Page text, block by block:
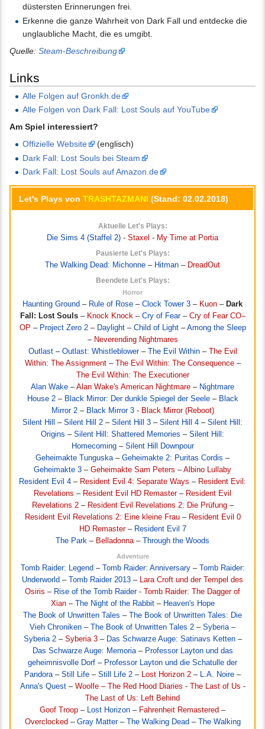
düstersten Erinnerungen frei.
Erkenne die ganze Wahrheit von Dark Fall und entdecke die
unglaubliche Macht, die es umgibt.
Quelle: Steam-Beschreibung
Links
Alle Folgen auf Gronkh.de
Alle Folgen von Dark Fall: Lost Souls auf YouTube
Am Spiel interessiert?
Offizielle Website
(englisch)
Dark Fall: Lost Souls bei Steam
Dark Fall: Lost Souls auf Amazon.de
Let's Plays von TRASHTAZMANI (Stand: 02.02.2018)
Aktuelle Let's Plays:
Die Sims 4 (Staffel 2) - Staxel - My Time at Portia
Pausierte Let's Plays:
The Walking Dead: Michonne – Hitman – DreadOut
Beendete Let's Plays:
Horror
Haunting Ground – Rule of Rose – Clock Tower 3 – Kuon – Dark
Fall: Lost Souls– Knock Knock– Cry of Fear– Cry of Fear CO–
OP – Project Zero 2– Daylight– Child of Light–Among the Sleep
– Neverending Nightmares
Outlast– Outlast: Whistleblower– The Evil Within–
The Evil
Within: The Assignment– The Evil Within: The Consequence–
The Evil Within: The Executioner
Alan Wake –Alan Wake's American Nightmare – Nightmare
House 2– Black Mirror: Der dunkle Spiegel der Seele– Black
Mirror 2– Black Mirror 3- Black Mirror (Reboot)
Silent Hill
– Silent Hill 2 – Silent Hill 3 – Silent Hill 4 – Silent Hill:
Origins – Silent Hill: Shattered Memories – Silent Hill:
Homecoming– Silent Hill Downpour
Geheimakte Tunguska– Geheimakte 2: Puritas Cordis –
Geheimakte 3 – Geheimakte Sam Peters –Albino Lullaby
Resident Evil 4 – Resident Evil 4: Separate Ways – Resident Evil:
Revelations – Resident Evil HD Remaster– Resident Evil
Revelations 2– Resident Evil Revelations 2: Die Prüfung–
Resident Evil Revelations 2: Eine kleine Frau– Resident Evil 0
HD Remaster– Resident Evil 7
The Park – Belladonna– Through the Woods
Adventure
Tomb Raider: Legend – Tomb Raider: Anniversary–
Tomb Raider:
Underworld – Tomb Raider 2013 – Lara Croft und der Tempel des
Osiris – Rise of the Tomb Raider-
Tomb Raider: The Dagger of
Xian– The Night of the Rabbit– Heaven's Hope
The Book of Unwritten Tales –
The Book of Unwritten Tales: Die
Vieh Chroniken – The Book of Unwritten Tales 2 – Syberia–
Syberia 2– Syberia 3– Das Schwarze Auge: Satinavs Ketten–
Das Schwarze Auge: Memoria– Professor Layton und das
geheimnisvolle Dorf – Professor Layton und die Schatulle der
Pandora– Still Life – Still Life 2 – Lost Horizon 2 – L.A. Noire –
Anna's Quest– Woolfe – The Red Hood Diaries - The Last of Us -
The Last of Us: Left Behind
Goof Troop – Lost Horizon – Fahrenheit Remastered –
Overclocked – Gray Matter– The Walking Dead –
The Walking